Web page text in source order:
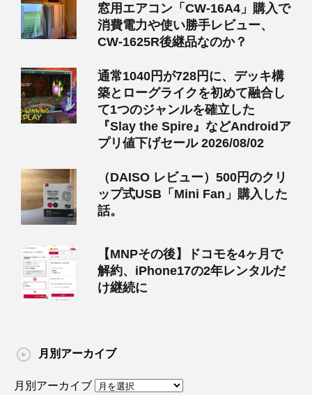
窓用エアコン「CW-16A4」購入で
消費電力や使い勝手レビュー、
CW-1625R後継品なのか？
通常1040円が728円に、デッキ構
築とローグライクを初めて融合し
て1つのジャンルを確立した
『Slay the Spire』などAndroidア
プリ値下げセール 2026/08/02
（DAISO レビュー）500円のクリ
ップ式USB「Mini Fan」購入した
話。
【MNPその後】ドコモを4ヶ月で
解約、iPhone17の2年レンタルだ
け継続に
月別アーカイブ
月別アーカイブ